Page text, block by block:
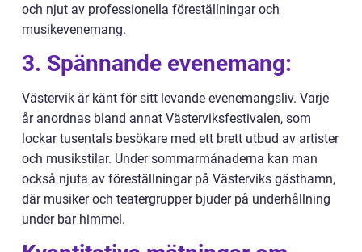
och njut av professionella föreställningar och
musikevenemang.
3. Spännande evenemang:
Västervik är känt för sitt levande evenemangsliv. Varje
år anordnas bland annat Västerviksfestivalen, som
lockar tusentals besökare med ett brett utbud av artister
och musikstilar. Under sommarmånaderna kan man
också njuta av föreställningar på Västerviks gästhamn,
där musiker och teatergrupper bjuder på underhållning
under bar himmel.